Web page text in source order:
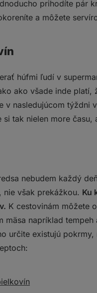
prihodíte pár
a môžete
húfmi ľudí v
ako všade inde platí,
nasledujúcom týždni
tak nielen more času,
nebudem každý
však prekážkou. Ku
K cestovinám môžete
napríklad
určite existujú